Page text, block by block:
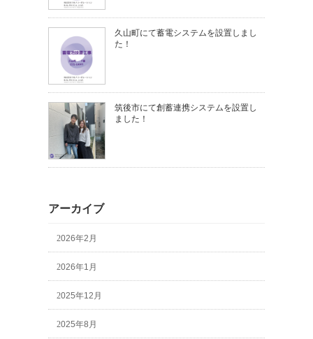
久山町にて蓄電システムを設置しまし
た！
筑後市にて創蓄連携システムを設置し
ました！
アーカイブ
2026年2月
2026年1月
2025年12月
2025年8月